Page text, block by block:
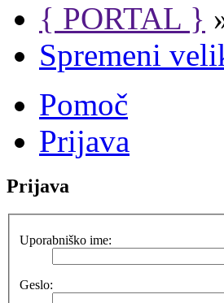
{ PORTAL }
Spremeni
Pomoč
Prijava
Prijava
Uporabniško ime:
Geslo: